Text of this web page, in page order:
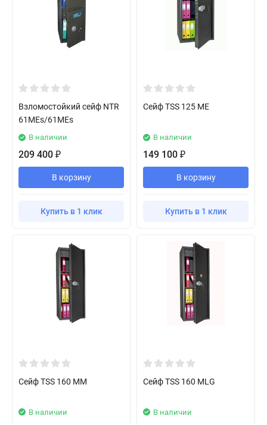
Взломостойкий сейф NTR
61MEs/61MEs
В наличии
209 400 ₽
В корзину
Купить в 1 клик
Сейф TSS 125 ME
В наличии
149 100 ₽
В корзину
Купить в 1 клик
Сейф TSS 160 MM
В наличии
Сейф TSS 160 MLG
В наличии